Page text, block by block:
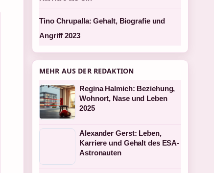
Tino Chrupalla: Gehalt, Biografie und
Angriff 2023
MEHR AUS DER REDAKTION
Regina Halmich: Beziehung,
Wohnort, Nase und Leben
2025
Alexander Gerst: Leben,
Karriere und Gehalt des ESA-
Astronauten